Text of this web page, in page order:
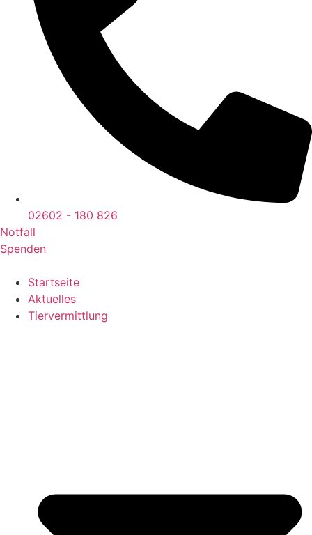
02602 - 180 826
Notfall
Spenden
Startseite
Aktuelles
Tiervermittlung